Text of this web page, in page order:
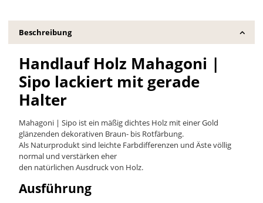
Beschreibung
Handlauf Holz Mahagoni |
Sipo lackiert mit gerade
Halter
Mahagoni | Sipo ist ein mäßig dichtes Holz mit einer Gold
glänzenden dekorativen Braun- bis Rotfärbung.
Als Naturprodukt sind leichte Farbdifferenzen und Äste völlig
normal und verstärken eher
den natürlichen Ausdruck von Holz.
Ausführung